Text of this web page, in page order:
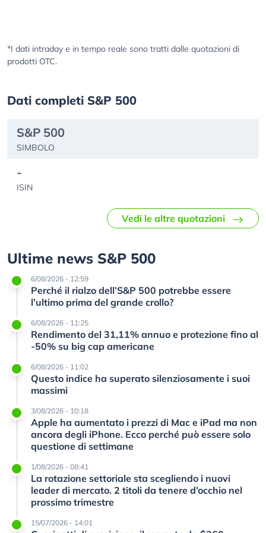
*I dati intraday e in tempo reale sono tratti dalle quotazioni di
prodotti OTC.
Dati completi S&P 500
S&P 500
SIMBOLO
-
ISIN
Vedi le altre quotazioni
Ultime news S&P 500
6/08/2026 - 12:59
Perché il rialzo dell’S&P 500 potrebbe essere
l’ultimo prima del grande crollo?
6/08/2026 - 11:25
Rendimento del 31,11% annuo e protezione fino al
-50% su big cap americane
6/08/2026 - 11:02
Questo indice ha superato silenziosamente i suoi
massimi
3/08/2026 - 10:18
Apple ha aumentato i prezzi di Mac e iPad ma non
ancora degli iPhone. Ecco perché può essere solo
questione di settimane
1/08/2026 - 08:41
La rotazione settoriale sta scegliendo i nuovi
leader di mercato. 2 titoli da tenere d’occhio nel
prossimo trimestre
15/07/2026 - 14:01